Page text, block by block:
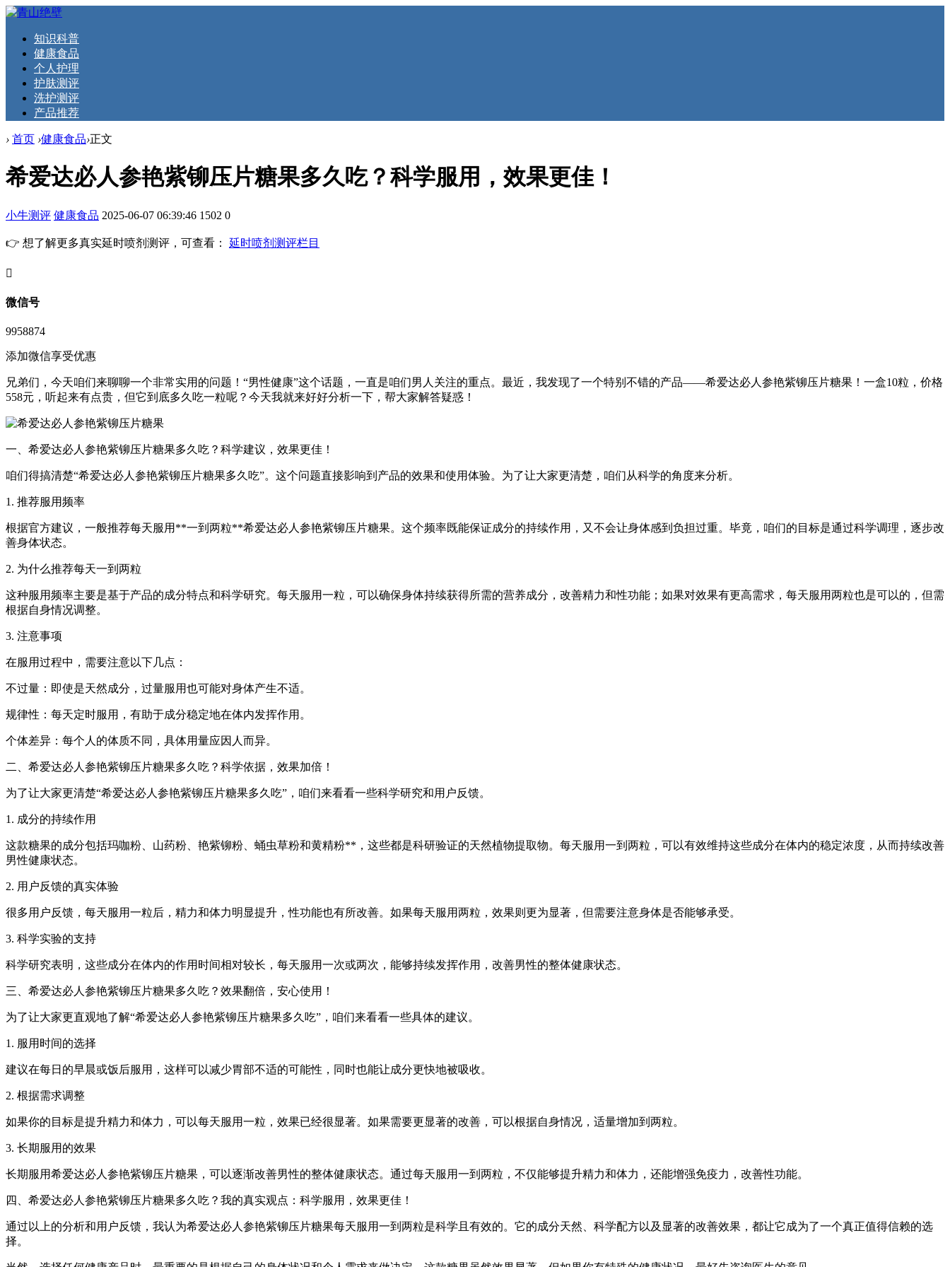
知识科普
健康食品
个人护理
护肤测评
洗护测评
产品推荐
› 首页 ›健康食品›正文
希爱达必人参艳紫铆压片糖果多久吃？科学服用，效果更佳！
小牛测评 健康食品 2025-06-07 06:39:46 1502 0
👉 想了解更多真实延时喷剂测评，可查看： 延时喷剂测评栏目
󦘖
微信号
9958874
添加微信享受优惠
兄弟们，今天咱们来聊聊一个非常实用的问题！“男性健康”这个话题，一直是咱们男人关注的重点。最近，我发现了一个特别不错的产品——希爱达必人参艳紫铆压片糖果！一盒10粒，价格
558元，听起来有点贵，但它到底多久吃一粒呢？今天我就来好好分析一下，帮大家解答疑惑！
一、希爱达必人参艳紫铆压片糖果多久吃？科学建议，效果更佳！
咱们得搞清楚“希爱达必人参艳紫铆压片糖果多久吃”。这个问题直接影响到产品的效果和使用体验。为了让大家更清楚，咱们从科学的角度来分析。
1. 推荐服用频率
根据官方建议，一般推荐每天服用**一到两粒**希爱达必人参艳紫铆压片糖果。这个频率既能保证成分的持续作用，又不会让身体感到负担过重。毕竟，咱们的目标是通过科学调理，逐步改
善身体状态。
2. 为什么推荐每天一到两粒
这种服用频率主要是基于产品的成分特点和科学研究。每天服用一粒，可以确保身体持续获得所需的营养成分，改善精力和性功能；如果对效果有更高需求，每天服用两粒也是可以的，但需
根据自身情况调整。
3. 注意事项
在服用过程中，需要注意以下几点：
不过量：即使是天然成分，过量服用也可能对身体产生不适。
规律性：每天定时服用，有助于成分稳定地在体内发挥作用。
个体差异：每个人的体质不同，具体用量应因人而异。
二、希爱达必人参艳紫铆压片糖果多久吃？科学依据，效果加倍！
为了让大家更清楚“希爱达必人参艳紫铆压片糖果多久吃”，咱们来看看一些科学研究和用户反馈。
1. 成分的持续作用
这款糖果的成分包括玛咖粉、山药粉、艳紫铆粉、蛹虫草粉和黄精粉**，这些都是科研验证的天然植物提取物。每天服用一到两粒，可以有效维持这些成分在体内的稳定浓度，从而持续改善
男性健康状态。
2. 用户反馈的真实体验
很多用户反馈，每天服用一粒后，精力和体力明显提升，性功能也有所改善。如果每天服用两粒，效果则更为显著，但需要注意身体是否能够承受。
3. 科学实验的支持
科学研究表明，这些成分在体内的作用时间相对较长，每天服用一次或两次，能够持续发挥作用，改善男性的整体健康状态。
三、希爱达必人参艳紫铆压片糖果多久吃？效果翻倍，安心使用！
为了让大家更直观地了解“希爱达必人参艳紫铆压片糖果多久吃”，咱们来看看一些具体的建议。
1. 服用时间的选择
建议在每日的早晨或饭后服用，这样可以减少胃部不适的可能性，同时也能让成分更快地被吸收。
2. 根据需求调整
如果你的目标是提升精力和体力，可以每天服用一粒，效果已经很显著。如果需要更显著的改善，可以根据自身情况，适量增加到两粒。
3. 长期服用的效果
长期服用希爱达必人参艳紫铆压片糖果，可以逐渐改善男性的整体健康状态。通过每天服用一到两粒，不仅能够提升精力和体力，还能增强免疫力，改善性功能。
四、希爱达必人参艳紫铆压片糖果多久吃？我的真实观点：科学服用，效果更佳！
通过以上的分析和用户反馈，我认为希爱达必人参艳紫铆压片糖果每天服用一到两粒是科学且有效的。它的成分天然、科学配方以及显著的改善效果，都让它成为了一个真正值得信赖的选
择。